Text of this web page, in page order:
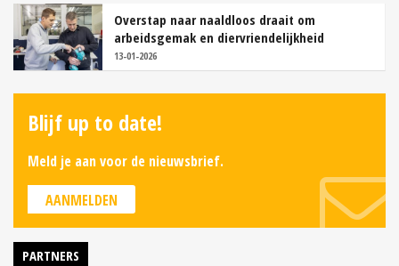
Overstap naar naaldloos draait om
arbeidsgemak en diervriendelijkheid
13-01-2026
Blijf up to date!
Meld je aan voor de nieuwsbrief.
AANMELDEN
PARTNERS